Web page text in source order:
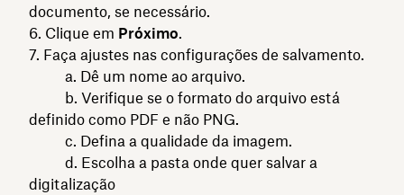
documento, se necessário.
Clique em Próximo.
Faça ajustes nas configurações de salvamento.
a. Dê um nome ao arquivo.
b. Verifique se o formato do arquivo está
definido como PDF e não PNG.
c. Defina a qualidade da imagem.
d. Escolha a pasta onde quer salvar a
digitalização